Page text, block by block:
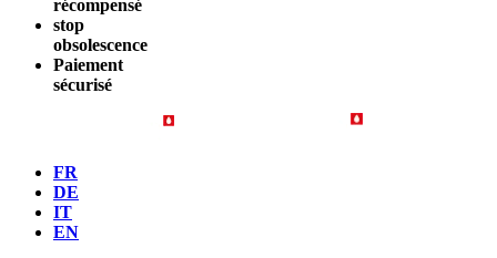
récompensé
stop
obsolescence
Paiement
sécurisé
FR
DE
IT
EN